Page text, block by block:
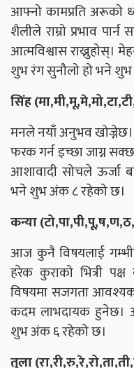
आफ्नो कामप्रति अरूको
शैलीले राम्रो प्रभाव
आत्मविश्वास
शुभ रंग सुनौलो हो भने
सिंह
मनले नयाँ अनुभव खोज्नेछ।
फरक गर्न इच्छा जाग्न
आशावादी सोचले ऊर्जा
भने शुभ अंक ८ रहेको छ।
कन्या
आज कुनै विषयलाई
हरेक कुराको भित्री
विषयमा सजगता
कदम लाभदायक हुनेछ।
शुभ अंक ६ रहेको छ।
तुला